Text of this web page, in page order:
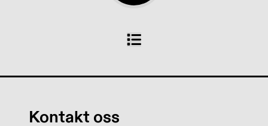
Kontakt oss